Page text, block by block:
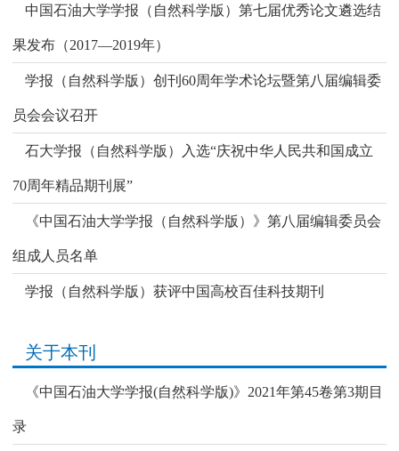
中国石油大学学报（自然科学版）第七届优秀论文遴选结
果发布（2017—2019年）
学报（自然科学版）创刊60周年学术论坛暨第八届编辑委
员会会议召开
石大学报（自然科学版）入选“庆祝中华人民共和国成立
70周年精品期刊展”
《中国石油大学学报（自然科学版）》第八届编辑委员会
组成人员名单
学报（自然科学版）获评中国高校百佳科技期刊
关于本刊
《中国石油大学学报(自然科学版)》2021年第45卷第3期目
录